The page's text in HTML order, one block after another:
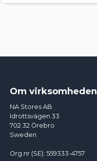
Om virksomheden
NA Stores AB
Idrottsvägen 33
702 32 Örebro
Sweden
Org.nr (SE): 559333-4757